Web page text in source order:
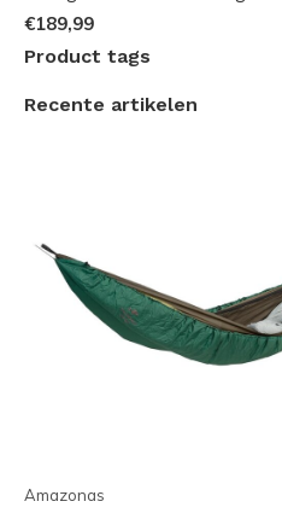
Bekijk hieronder ook een
Underblanket wordt getest (in
€189,99
Product tags
Recente artikelen
Amazonas